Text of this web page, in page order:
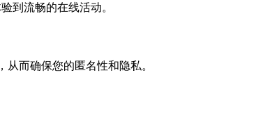
到流畅的在线活动。
而确保您的匿名性和隐私。